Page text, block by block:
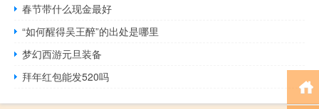
春节带什么现金最好
“如何醒得吴王醉”的出处是哪里
梦幻西游元旦装备
拜年红包能发520吗